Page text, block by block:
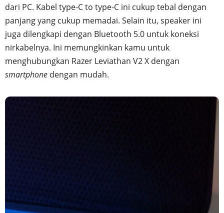
dari PC. Kabel type-C to type-C ini cukup tebal dengan
panjang yang cukup memadai. Selain itu, speaker ini
juga dilengkapi dengan Bluetooth 5.0 untuk koneksi
nirkabelnya. Ini memungkinkan kamu untuk
menghubungkan Razer Leviathan V2 X dengan
smartphone dengan mudah.